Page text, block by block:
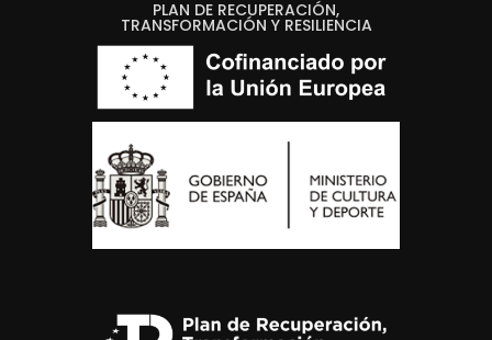
PLAN DE RECUPERACIÓN,
TRANSFORMACIÓN Y RESILIENCIA